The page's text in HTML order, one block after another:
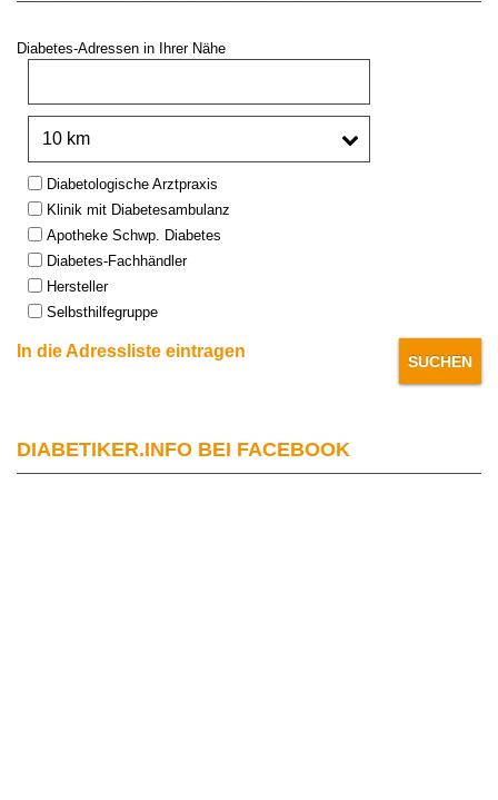
Diabetes-Adressen in Ihrer Nähe
Type:Diabetologische Arztpraxis
Klinik mit Diabetesambulanz
Apotheke Schwp. Diabetes
Diabetes-Fachhändler
Hersteller
Selbsthilfegruppe
In die Adressliste eintragen
DIABETIKER.INFO BEI FACEBOOK